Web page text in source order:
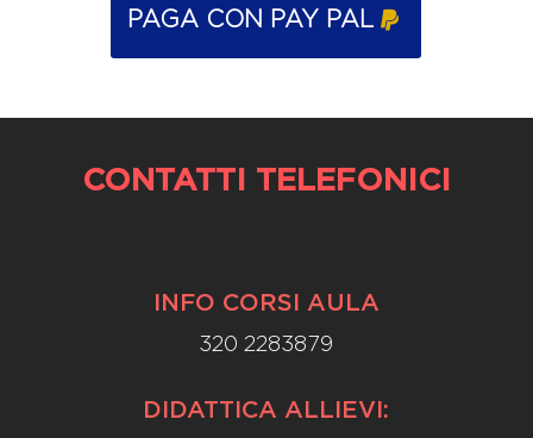
PAGA CON PAY PAL
CONTATTI TELEFONICI
INFO CORSI AULA
320 2283879
DIDATTICA ALLIEVI: